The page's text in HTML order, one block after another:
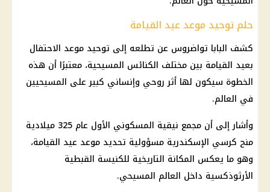
حلم توحيد موعد عيد القيامة
كشف البابا تواضروس عن تطلعه إلى توحيد موعد الاحتفال
بعيد القيامة بين مختلف الكنائس المسيحية، معتبرًا أن هذه
الخطوة سيكون لها أثر روحي وإنساني كبير على المسيحيين
في العالم.
وأشار إلى أن مجمع نيقية المسكوني الأول عام 325 ميلادية
منح كرسي الإسكندرية مسؤولية تحديد موعد عيد القيامة،
وهو ما يعكس المكانة التاريخية للكنيسة القبطية
الأرثوذكسية داخل العالم المسيحي.